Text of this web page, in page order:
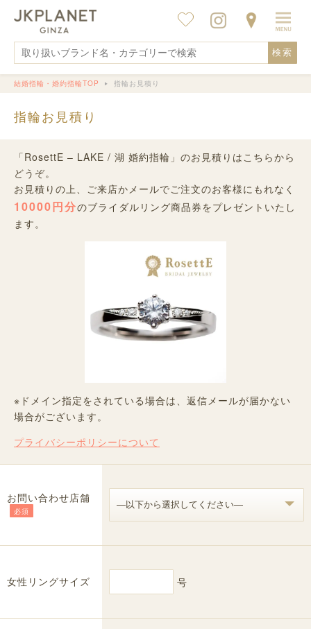
検索
結婚指輪・婚約指輪TOP 指輪お見積り
指輪お見積り
「RosettE – LAKE / 湖 婚約指輪」のお見積りはこちらから
どうぞ。
お見積りの上、ご来店かメールでご注文のお客様にもれなく
10000円分のブライダルリング商品券をプレゼントいたし
ます。
※ドメイン指定をされている場合は、返信メールが届かない
場合がございます。
プライバシーポリシーについて
お問い合わせ店舗
必須
女性リングサイズ 号